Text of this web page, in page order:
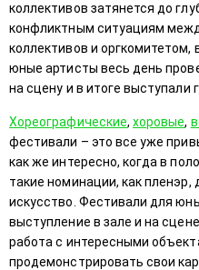
коллективов затянется до
конфликтным ситуациям
коллективов и оргкомитетом,
юные артисты весь день
на сцену и в итоге выступали
Хореографические,хоровые,
фестивали – это все уже
как же интересно, когда в
такие номинации, как пленэр,
искусство. Фестивали для
выступление в зале и на
работа с интересными
продемонстрировать свои